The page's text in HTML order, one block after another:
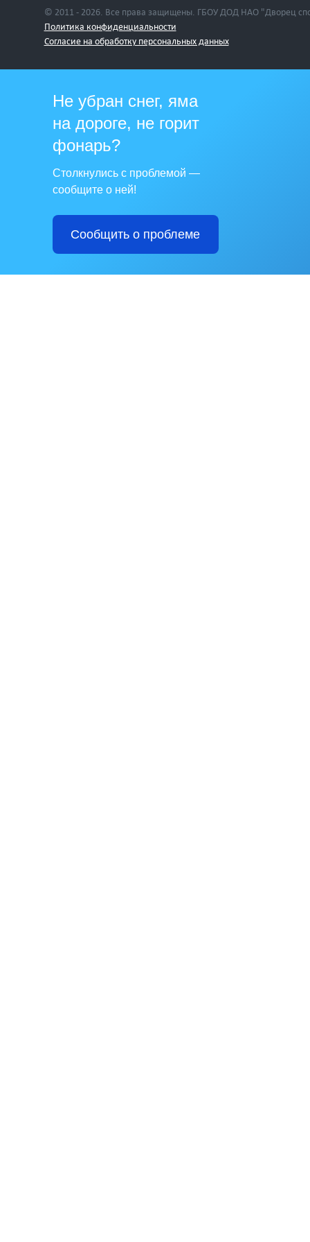
© 2011 - 2026. Все права защищены. ГБОУ ДОД НАО "Дворец
Политика конфиденциальности
Cогласие на обработку персональных данных
Не убран снег, яма
на дороге, не горит
фонарь?
Столкнулись с проблемой —
сообщите о ней!
Сообщить о проблеме